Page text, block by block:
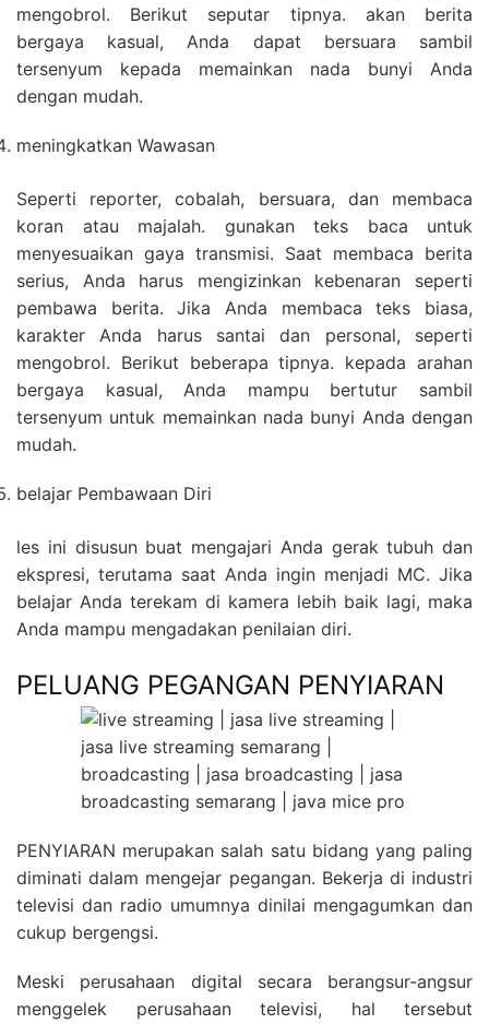
mengobrol. Berikut seputar tipnya. akan berita
bergaya kasual, Anda dapat bersuara sambil
tersenyum kepada memainkan nada bunyi Anda
dengan mudah.
meningkatkan Wawasan
Seperti reporter, cobalah, bersuara, dan membaca
koran atau majalah. gunakan teks baca untuk
menyesuaikan gaya transmisi. Saat membaca berita
serius, Anda harus mengizinkan kebenaran seperti
pembawa berita. Jika Anda membaca teks biasa,
karakter Anda harus santai dan personal, seperti
mengobrol. Berikut beberapa tipnya. kepada arahan
bergaya kasual, Anda mampu bertutur sambil
tersenyum untuk memainkan nada bunyi Anda dengan
mudah.
belajar Pembawaan Diri
les ini disusun buat mengajari Anda gerak tubuh dan
ekspresi, terutama saat Anda ingin menjadi MC. Jika
belajar Anda terekam di kamera lebih baik lagi, maka
Anda mampu mengadakan penilaian diri.
PELUANG PEGANGAN PENYIARAN
PENYIARAN merupakan salah satu bidang yang paling
diminati dalam mengejar pegangan. Bekerja di industri
televisi dan radio umumnya dinilai mengagumkan dan
cukup bergengsi.
Meski perusahaan digital secara berangsur-angsur
menggelek perusahaan televisi, hal tersebut